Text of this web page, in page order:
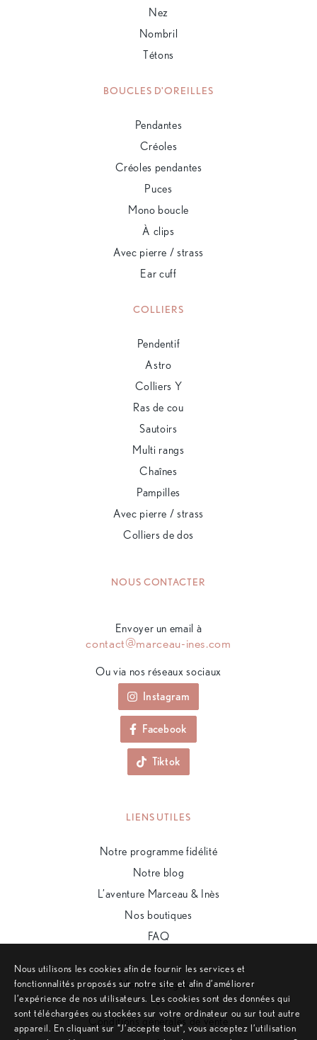
Nez
Nombril
Tétons
BOUCLES D'OREILLES
Pendantes
Créoles
Créoles pendantes
Puces
Mono boucle
À clips
Avec pierre / strass
Ear cuff
COLLIERS
Pendentif
Astro
Colliers Y
Ras de cou
Sautoirs
Multi rangs
Chaînes
Pampilles
Avec pierre / strass
Colliers de dos
NOUS CONTACTER
Envoyer un email à
contact@marceau-ines.com
Ou via nos réseaux sociaux
Instagram
Facebook
Tiktok
LIENS UTILES
Notre programme fidélité
Notre blog
L’aventure Marceau & Inès
Nos boutiques
FAQ
Mentions légales
•
Conditions générales de vente
Nous utilisons les cookies afin de fournir les services et
fonctionnalités proposés sur notre site et afin d’améliorer
l’expérience de nos utilisateurs. Les cookies sont des données qui
sont téléchargées ou stockées sur votre ordinateur ou sur tout autre
appareil. En cliquant sur ”J’accepte tout”, vous acceptez l’utilisation